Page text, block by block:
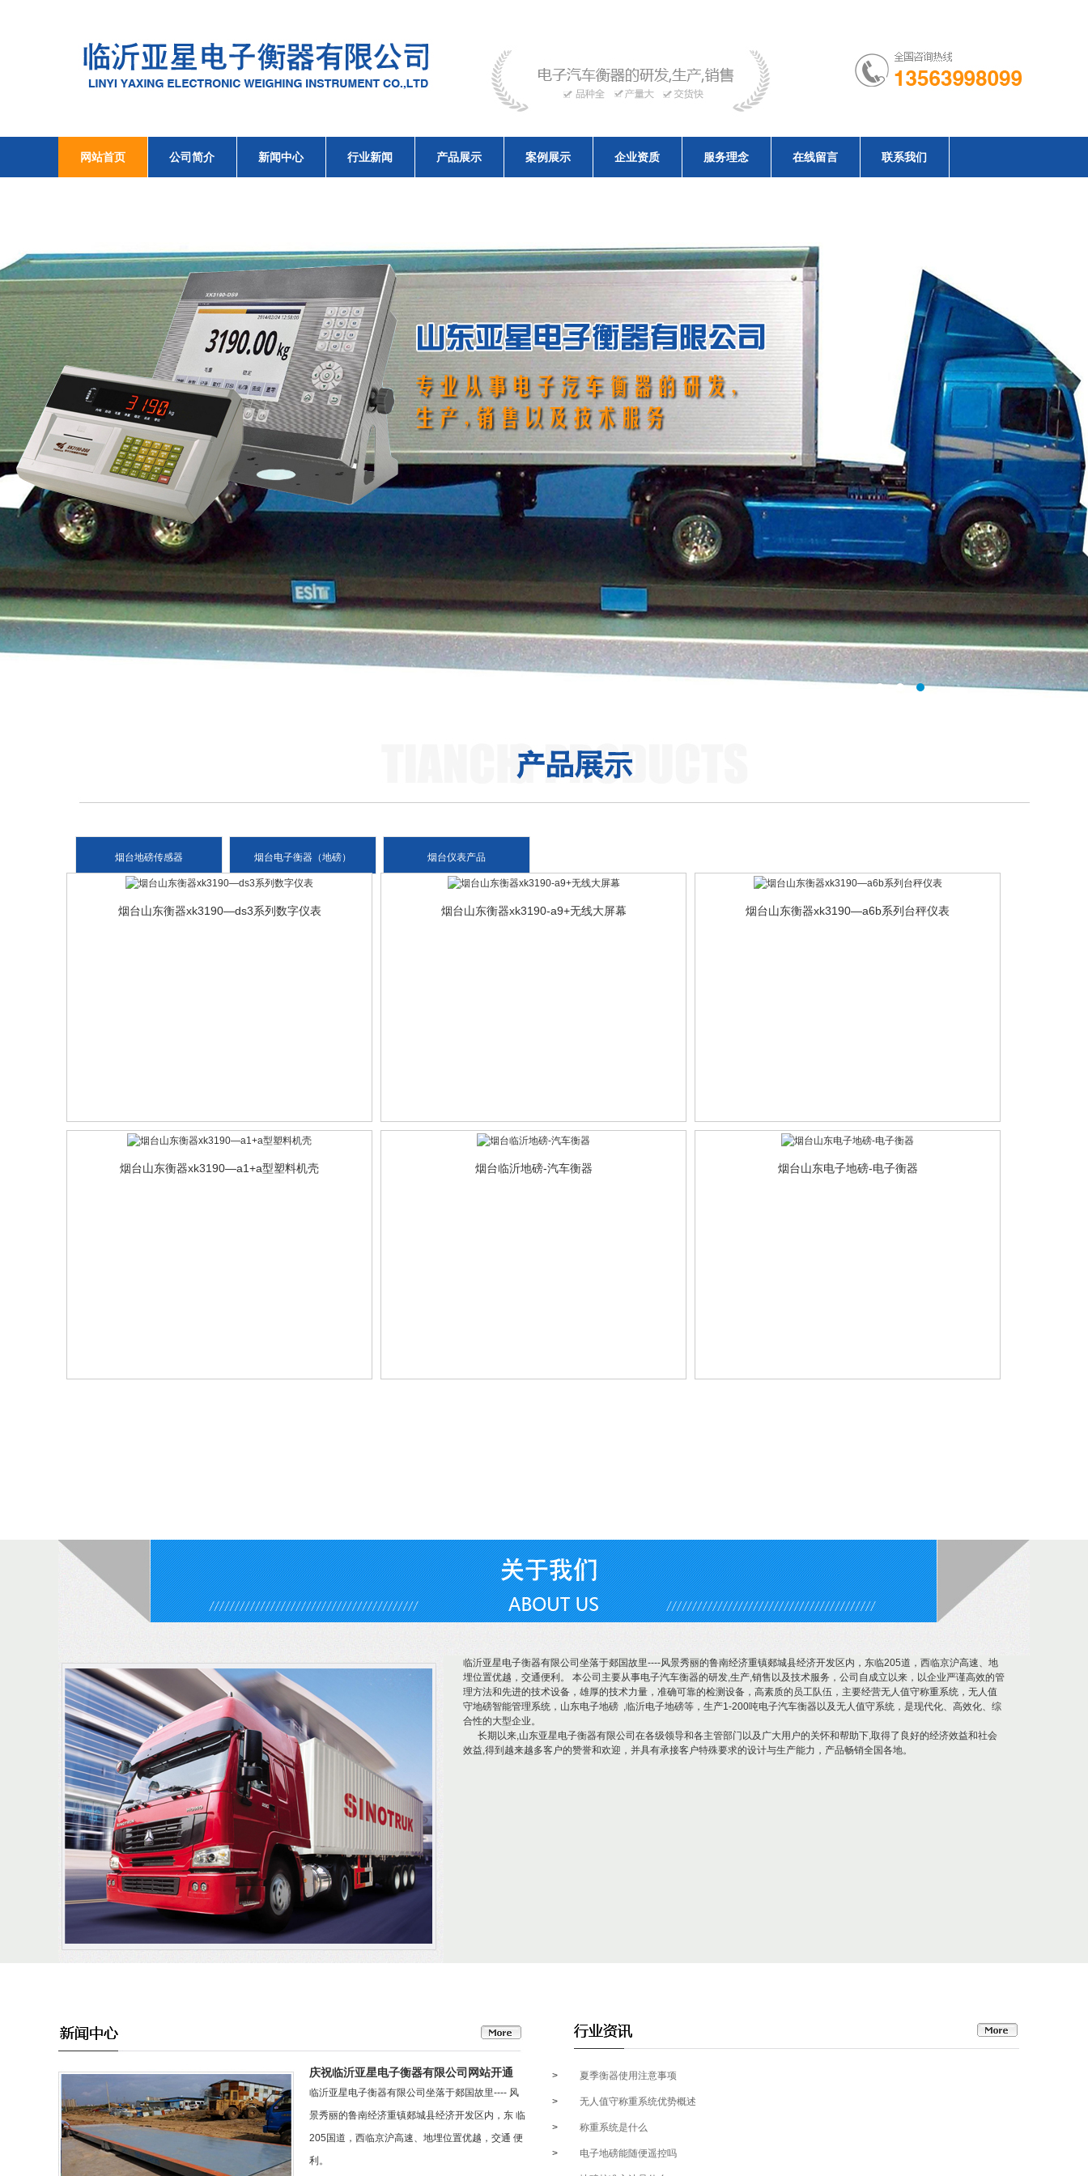
网站首页 公司简介 新闻中心 行业新闻 产品展示 案例展示 企业资质 服务理念 在线留言 联系我们
烟台地磅传感器 烟台电子衡器（地磅） 烟台仪表产品
烟台山东衡器xk3190—ds3系列数字仪表 烟台山东衡器xk3190-a9+无线大屏幕 烟台山东衡器xk3190—a6b系列台秤仪表
烟台山东衡器xk3190—a1+a型塑料机壳 烟台临沂地磅-汽车衡器 烟台山东电子地磅-电子衡器
临沂亚星电子衡器有限公司坐落于郯国故里----风景秀丽的鲁南经济重镇郯城县经济开发区内，东临205道，西临京沪高速、地
埋位置优越，交通便利。 本公司主要从事电子汽车衡器的研发,生产,销售以及技术服务，公司自成立以来，以企业严谨高效的管
理方法和先进的技术设备，雄厚的技术力量，准确可靠的检测设备，高素质的员工队伍，主要经营无人值守称重系统，无人值
守地磅智能管理系统，山东电子地磅 ,临沂电子地磅等，生产1-200吨电子汽车衡器以及无人值守系统，是现代化、高效化、综
合性的大型企业。
长期以来,山东亚星电子衡器有限公司在各级领导和各主管部门以及广大用户的关怀和帮助下,取得了良好的经济效益和社会
效益,得到越来越多客户的赞誉和欢迎，并具有承接客户特殊要求的设计与生产能力，产品畅销全国各地。
庆祝临沂亚星电子衡器有限公司网站开通
临沂亚星电子衡器有限公司坐落于郯国故里---- 风
景秀丽的鲁南经济重镇郯城县经济开发区内，东 临
205国道，西临京沪高速、地埋位置优越，交通 便
利。
> 夏季衡器使用注意事项
> 无人值守称重系统优势概述‌
> 称重系统是什么
> 电子地磅能随便遥控吗